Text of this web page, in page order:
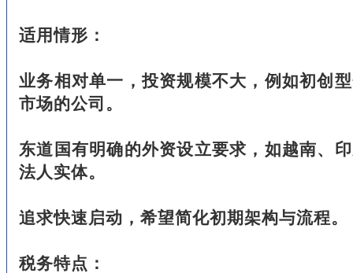
适用情形：
业务相对单一，投资规模不大，例如初创
市场的公司。
东道国有明确的外资设立要求，如越南、
法人实体。
追求快速启动，希望简化初期架构与流程。
税务特点：